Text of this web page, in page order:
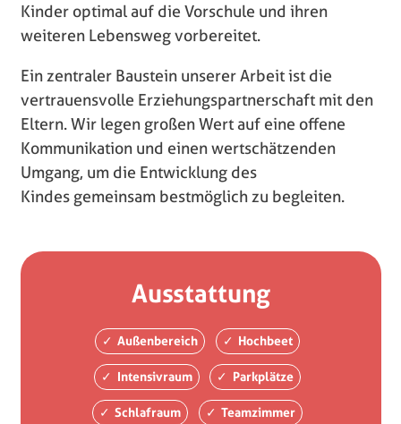
Kinder optimal auf die Vorschule und ihren
weiteren Lebensweg vorbereitet.
Ein zentraler Baustein unserer Arbeit ist die
vertrauensvolle Erziehungspartnerschaft mit den
Eltern. Wir legen großen Wert auf eine offene
Kommunikation und einen wertschätzenden
Umgang, um die Entwicklung des
Kindes gemeinsam bestmöglich zu begleiten.
Ausstattung
Außenbereich Hochbeet
Intensivraum Parkplätze
Schlafraum Teamzimmer